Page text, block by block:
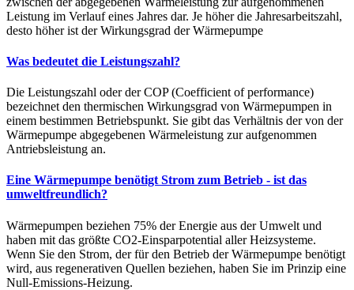
Leistung im Verlauf eines Jahres dar. Je höher die Jahresarbeitszahl,
desto höher ist der Wirkungsgrad der Wärmepumpe
Was bedeutet die Leistungszahl?
Die Leistungszahl oder der COP (Coefficient of performance)
bezeichnet den thermischen Wirkungsgrad von Wärmepumpen in
einem bestimmen Betriebspunkt. Sie gibt das Verhältnis der von der
Wärmepumpe abgegebenen Wärmeleistung zur aufgenommen
Antriebsleistung an.
Eine Wärmepumpe benötigt Strom zum Betrieb - ist das
umweltfreundlich?
Wärmepumpen beziehen 75% der Energie aus der Umwelt und
haben mit das größte CO2-Einsparpotential aller Heizsysteme.
Wenn Sie den Strom, der für den Betrieb der Wärmepumpe benötigt
wird, aus regenerativen Quellen beziehen, haben Sie im Prinzip eine
Null-Emissions-Heizung.